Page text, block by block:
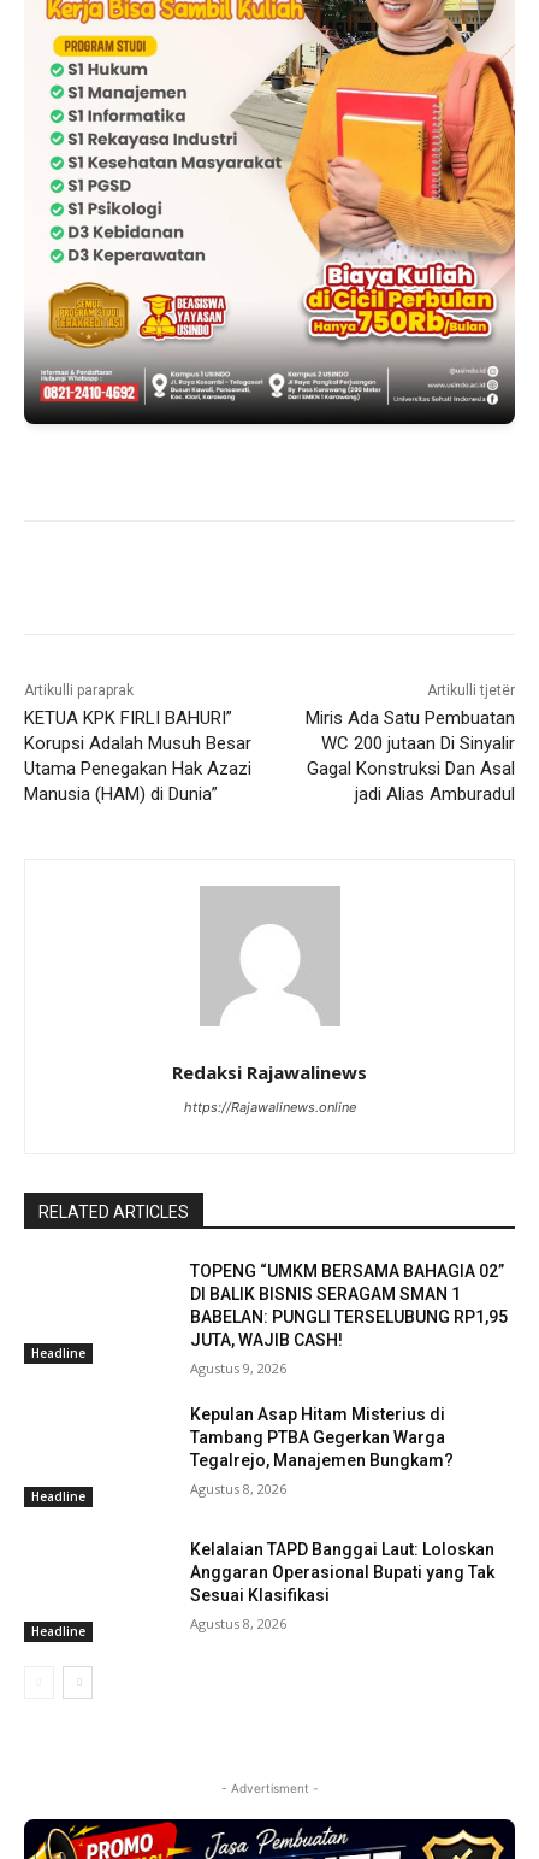
Artikulli paraprak
KETUA KPK FIRLI BAHURI”
Korupsi Adalah Musuh Besar
Utama Penegakan Hak Azazi
Manusia (HAM) di Dunia”
Artikulli tjetër
Miris Ada Satu Pembuatan
WC 200 jutaan Di Sinyalir
Gagal Konstruksi Dan Asal
jadi Alias Amburadul
Redaksi Rajawalinews
https://Rajawalinews.online
RELATED ARTICLES
Headline
TOPENG “UMKM BERSAMA BAHAGIA 02”
DI BALIK BISNIS SERAGAM SMAN 1
BABELAN: PUNGLI TERSELUBUNG RP1,95
JUTA, WAJIB CASH!
Agustus 9, 2026
Headline
Kepulan Asap Hitam Misterius di
Tambang PTBA Gegerkan Warga
Tegalrejo, Manajemen Bungkam?
Agustus 8, 2026
Headline
Kelalaian TAPD Banggai Laut: Loloskan
Anggaran Operasional Bupati yang Tak
Sesuai Klasifikasi
Agustus 8, 2026
- Advertisment -